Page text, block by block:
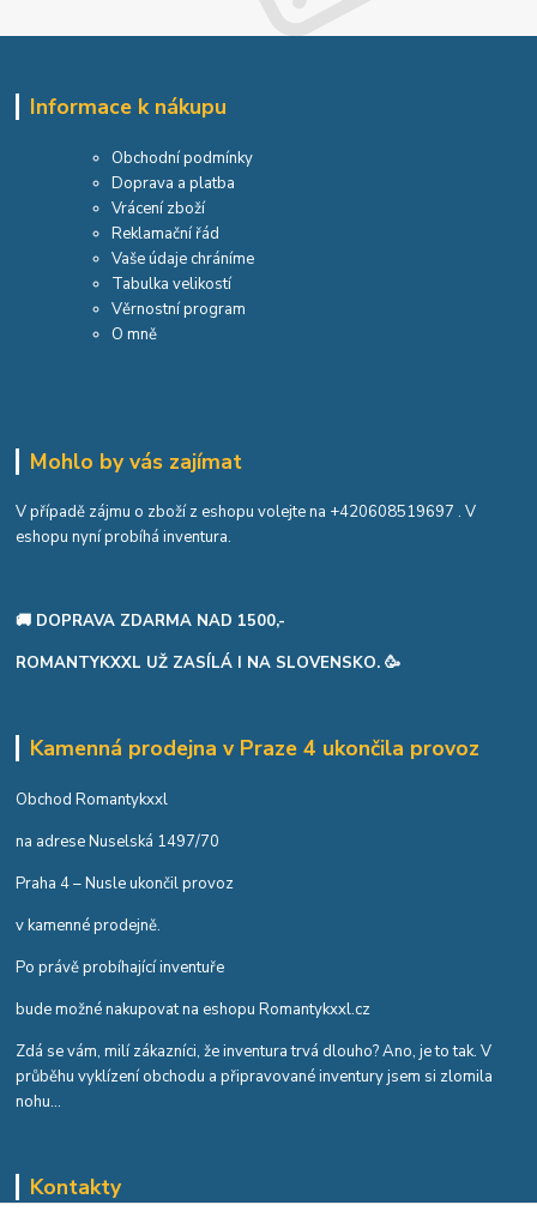
Informace k nákupu
Obchodní podmínky
Doprava a platba
Vrácení zboží
Reklamační řád
Vaše údaje chráníme
Tabulka velikostí
Věrnostní program
O mně
Mohlo by vás zajímat
V případě zájmu o zboží z eshopu volejte na +420608519697 . V
eshopu nyní probíhá inventura.
🚚 DOPRAVA ZDARMA NAD 1500,-
ROMANTYKXXL UŽ ZASÍLÁ I NA SLOVENSKO. 🥳
Kamenná prodejna v Praze 4 ukončila provoz
Obchod Romantykxxl
na adrese Nuselská 1497/70
Praha 4 – Nusle ukončil provoz
v kamenné prodejně.
Po právě probíhající inventuře
bude možné nakupovat na eshopu Romantykxxl.cz
Zdá se vám, milí zákazníci, že inventura trvá dlouho? Ano, je to tak. V
průběhu vyklízení obchodu a připravované inventury jsem si zlomila
nohu...
Kontakty